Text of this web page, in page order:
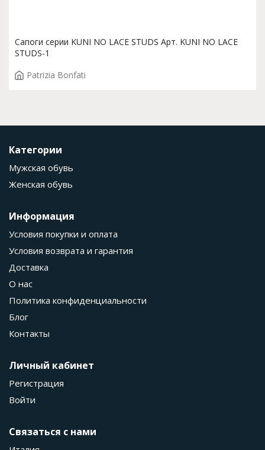
Сапоги серии KUNI NO LACE STUDS Арт. KUNI NO LACE
STUDS-1
Patrizia Bonfati
Категории
Мужская обувь
Женская обувь
Информация
Условия покупки и оплата
Условия возврата и гарантия
Доставка
О нас
Политика конфиденциальности
Блог
Контакты
Личный кабинет
Регистрация
Войти
Связаться с нами